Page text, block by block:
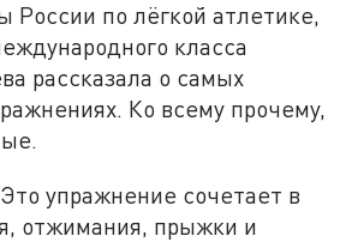
России по лёгкой атлетике,
класса
рассказала о самых
Ко всему прочему,
упражнение сочетает в
отжимания, прыжки и